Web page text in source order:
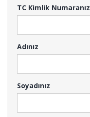
TC Kimlik Numaranız
Adınız
Soyadınız